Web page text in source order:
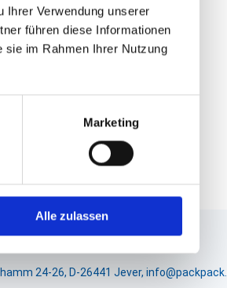
Ihrer Verwendung unserer
führen diese Informationen
sie im Rahmen Ihrer Nutzung
Marketing
Alle zulassen
Events
und vieles mehr.
24-26, D-26441 Jever,